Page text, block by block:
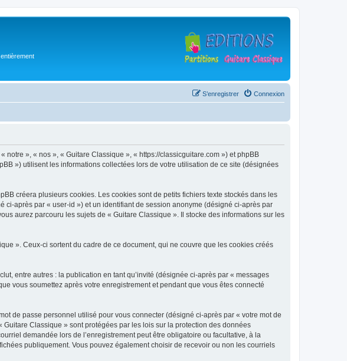
Connexion
S’enregistrer
», « nos », « Guitare Classique », « https://classicguitare.com ») et phpBB
») utilisent les informations collectées lors de votre utilisation de ce site (désignées
créera plusieurs cookies. Les cookies sont de petits fichiers texte stockés dans les
après par « user-id ») et un identifiant de session anonyme (désigné ci-après par
aurez parcouru les sujets de « Guitare Classique ». Il stocke des informations sur les
». Ceux-ci sortent du cadre de ce document, qui ne couvre que les cookies créés
entre autres : la publication en tant qu’invité (désignée ci-après par « messages
vous soumettez après votre enregistrement et pendant que vous êtes connecté
de passe personnel utilisé pour vous connecter (désigné ci-après par « votre mot de
Classique » sont protégées par les lois sur la protection des données
demandée lors de l’enregistrement peut être obligatoire ou facultative, à la
publiquement. Vous pouvez également choisir de recevoir ou non les courriels